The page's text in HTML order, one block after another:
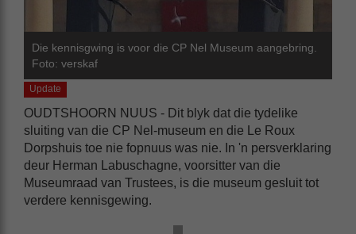
Die kennisgwing is voor die CP Nel Museum aangebring.
Foto: verskaf
Update
OUDTSHOORN NUUS - Dit blyk dat die tydelike
sluiting van die CP Nel-museum en die Le Roux
Dorpshuis toe nie fopnuus was nie. In 'n persverklaring
deur Herman Labuschagne, voorsitter van die
Museumraad van Trustees, is die museum gesluit tot
verdere kennisgewing.